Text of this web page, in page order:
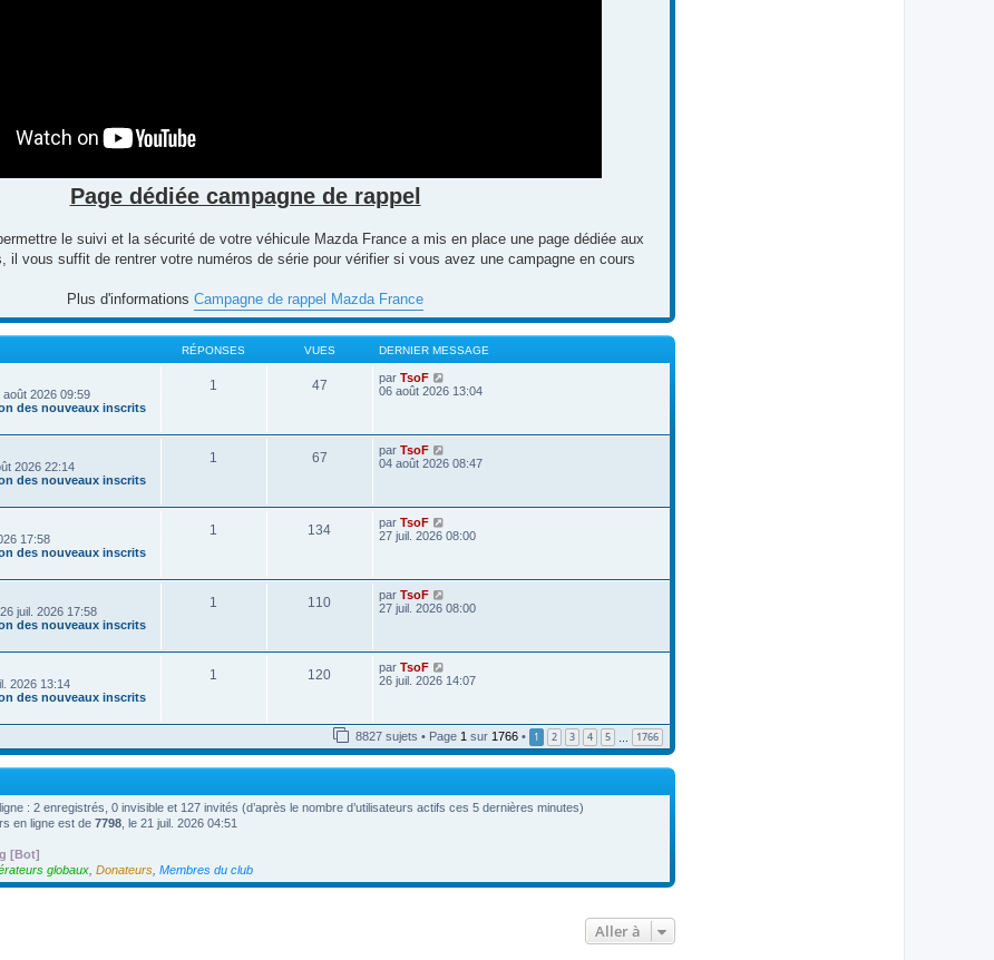
Page dédiée campagne de rappel
le suivi et la sécurité de votre véhicule Mazda France a mis en place une page dédiée aux
il vous suffit de rentrer votre numéros de série pour vérifier si vous avez une campagne en cours
Plus d'informations Campagne de rappel Mazda France
RÉPONSES VUES DERNIER MESSAGE
août 2026 09:59
des nouveaux inscrits
1 47 par TsoF
o
d
e
i
r
s
a
g
06 août 2026 13:04
2026 22:14
des nouveaux inscrits
1 67 par TsoF
o
d
e
i
r
s
a
g
04 août 2026 08:47
17:58
des nouveaux inscrits
1 134 par TsoF
o
d
e
i
r
s
s
a
27 juil. 2026 08:00
juil. 2026 17:58
des nouveaux inscrits
1 110 par TsoF
o
d
e
i
e
r
m
s
s
27 juil. 2026 08:00
2026 13:14
des nouveaux inscrits
1 120 par TsoF
o
e
d
e
r
i
e
s
26 juil. 2026 14:07
8827 sujets • Page 1 sur 1766 • 1 2 3 4 5 … 1766
: 2 enregistrés, 0 invisible et 127 invités (d’après le nombre d’utilisateurs actifs ces 5 dernières minutes)
en ligne est de 7798 , le 21 juil. 2026 04:51
[Bot]
globaux Donateurs Membres du club
Aller à